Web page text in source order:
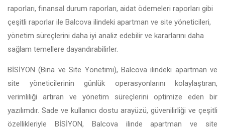
raporları, finansal durum raporları, aidat ödemeleri raporları gibi
çeşitli raporlar ile Balcova ilindeki apartman ve site yöneticileri,
yönetim süreçlerini daha iyi analiz edebilir ve kararlarını daha
sağlam temellere dayandırabilirler.
BİSİYON (Bina ve Site Yönetimi), Balcova ilindeki apartman ve
site yöneticilerinin günlük operasyonlarını kolaylaştıran,
verimliliği artıran ve yönetim süreçlerini optimize eden bir
yazılımdır. Sade ve kullanıcı dostu arayüzü, güvenilirliği ve çeşitli
özellikleriyle BİSİYON, Balcova ilinde apartman ve site